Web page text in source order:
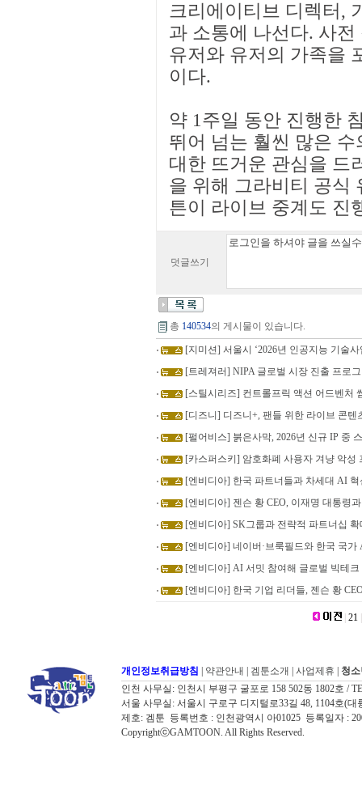
크리에이티브 디렉터,
과 소통에 나선다. 사
유저와 유저의 가족을
이다.
약 1주일 동안 진행한
뛰어 넘는 훨씬 많은
대한 뜨거운 관심을 드
을 위해 그라비티 공식
튼이 라이브 중계도 진
덧글쓰기
총 140534의 게시물이 있습니다.
[지미션] 서울시 ‘2026년 인공지능 기술
[트레져러] NIPA 글로벌 시장 진출 프로
[스틸시리즈] 컨트롤프릭 액션 어드벤처
[디즈니] 디즈니+, 팬들 위한 라이브 콘텐
[펄어비스] 붉은사막, 2026년 신규 IP 중
[카스퍼스키] 암호화폐 사용자 겨냥 악성
[엔비디아] 한국 파트너들과 차세대 AI 혁
[엔비디아] 젠슨 황 CEO, 이재명 대통령
[엔비디아] SK그룹과 전략적 파트너십
[엔비디아] 네이버·브룩필드와 한국 국
[엔비디아] AI 서밋 참여해 글로벌 빅테
[엔비디아] 한국 기업 리더들, 젠슨 황
21
개인정보취급방침 약관안내 겜툰소개 사업제휴
청
인천 사무실: 인천시 부평구 굴포로 158 502동 1802호 /
서울 사무실: 서울시 구로구 디지털로33길 48, 1104호(대
제호: 겜툰 등록번호 : 인천광역시 아01025 등록일자 :
CopyrightⓒGAMTOON. All Rights Reserved.